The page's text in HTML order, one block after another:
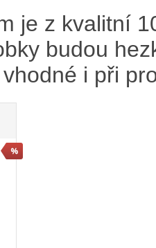
je z kvalitní
budou
i při